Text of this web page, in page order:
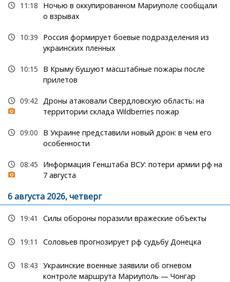
11:18
Ночью в оккупированном Мариуполе сообщали
о взрывах
10:39
Россия формирует боевые подразделения из
украинских пленных
10:15
В Крыму бушуют масштабные пожары после
прилетов
09:42 Дроны атаковали Свердловскую область: на
территории склада Wildberries пожар
09:00
В Украине представили новый дрон: в чем его
особенности
08:45
Информация Генштаба ВСУ: потери армии рф на
7 августа
6 августа 2026, четверг
19:41 Силы обороны поразили вражеские объекты
19:11 Соловьев прогнозирует рф судьбу Донецка
18:43 Украинские военные заявили об огневом
контроле маршрута Мариуполь — Чонгар